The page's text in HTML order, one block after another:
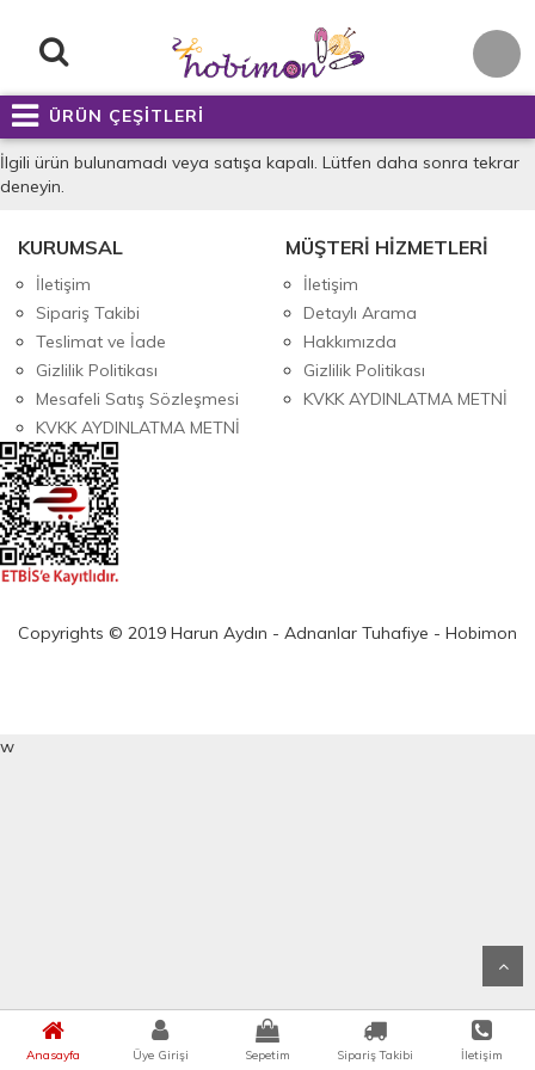
ÜRÜN ÇEŞİTLERİ
Anasayfa Üye Girişi Sepetim Sipariş Takibi İletişim
İlgili ürün bulunamadı veya satışa kapalı. Lütfen daha sonra tekrar
deneyin.
KURUMSAL
İletişim
Sipariş Takibi
Teslimat ve İade
Gizlilik Politikası
Mesafeli Satış Sözleşmesi
KVKK AYDINLATMA METNİ
MÜŞTERİ HİZMETLERİ
İletişim
Detaylı Arama
Hakkımızda
Gizlilik Politikası
KVKK AYDINLATMA METNİ
Copyrights © 2019 Harun Aydın - Adnanlar Tuhafiye - Hobimon
w